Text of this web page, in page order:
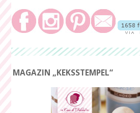
MAGAZIN „KEKSSTEMPEL“